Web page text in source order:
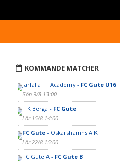
KOMMANDE MATCHER
Järfälla FF Academy - FC Gute U16
Sön 9/8 13:00
IFK Berga - FC Gute
Lör 15/8 14:00
FC Gute- Oskarshamns AIK
Lör 22/8 15:00
FC Gute A - FC Gute B